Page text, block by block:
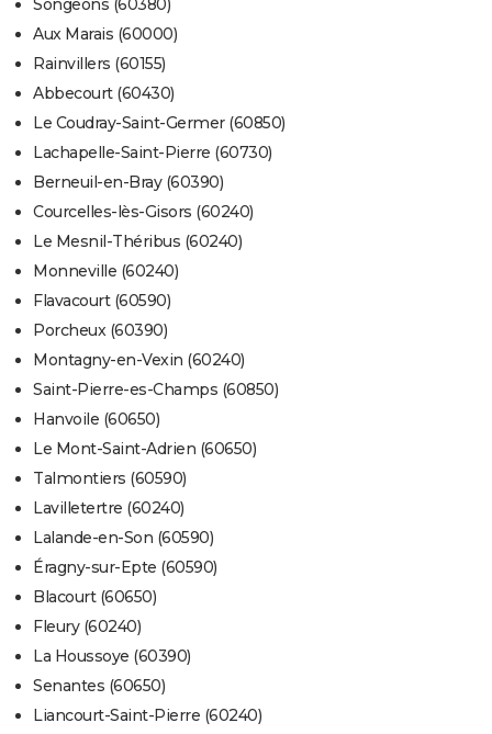
Songeons (60380)
Aux Marais (60000)
Rainvillers (60155)
Abbecourt (60430)
Le Coudray-Saint-Germer (60850)
Lachapelle-Saint-Pierre (60730)
Berneuil-en-Bray (60390)
Courcelles-lès-Gisors (60240)
Le Mesnil-Théribus (60240)
Monneville (60240)
Flavacourt (60590)
Porcheux (60390)
Montagny-en-Vexin (60240)
Saint-Pierre-es-Champs (60850)
Hanvoile (60650)
Le Mont-Saint-Adrien (60650)
Talmontiers (60590)
Lavilletertre (60240)
Lalande-en-Son (60590)
Éragny-sur-Epte (60590)
Blacourt (60650)
Fleury (60240)
La Houssoye (60390)
Senantes (60650)
Liancourt-Saint-Pierre (60240)